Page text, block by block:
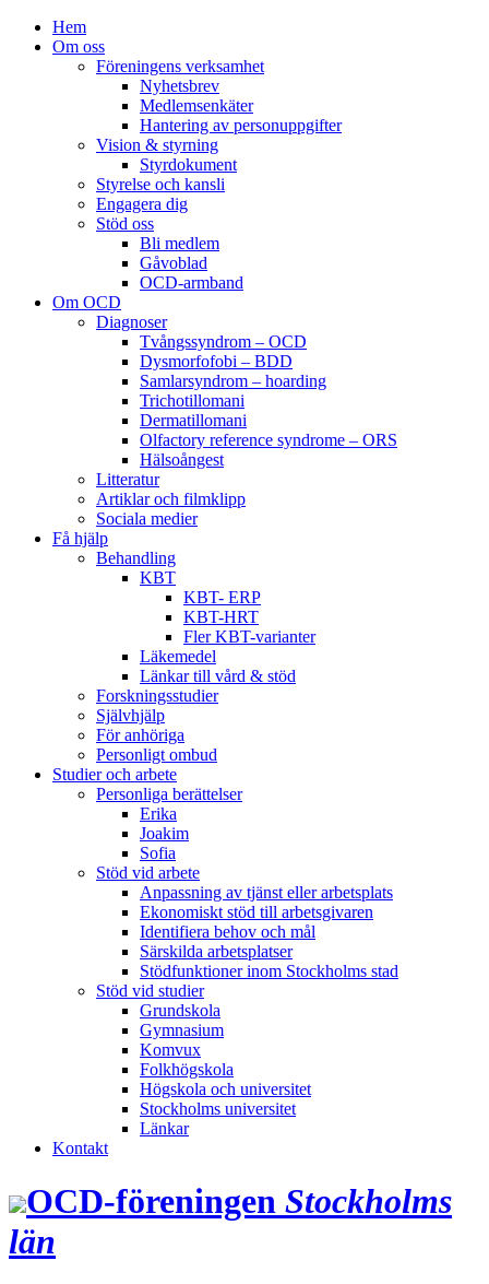
Hem
Om oss
Föreningens verksamhet
Nyhetsbrev
Medlemsenkäter
Hantering av personuppgifter
Vision & styrning
Styrdokument
Styrelse och kansli
Engagera dig
Stöd oss
Bli medlem
Gåvoblad
OCD-armband
Om OCD
Diagnoser
Tvångssyndrom – OCD
Dysmorfofobi – BDD
Samlarsyndrom – hoarding
Trichotillomani
Dermatillomani
Olfactory reference syndrome – ORS
Hälsoångest
Litteratur
Artiklar och filmklipp
Sociala medier
Få hjälp
Behandling
KBT
KBT- ERP
KBT-HRT
Fler KBT-varianter
Läkemedel
Länkar till vård & stöd
Forskningsstudier
Självhjälp
För anhöriga
Personligt ombud
Studier och arbete
Personliga berättelser
Erika
Joakim
Sofia
Stöd vid arbete
Anpassning av tjänst eller arbetsplats
Ekonomiskt stöd till arbetsgivaren
Identifiera behov och mål
Särskilda arbetsplatser
Stödfunktioner inom Stockholms stad
Stöd vid studier
Grundskola
Gymnasium
Komvux
Folkhögskola
Högskola och universitet
Stockholms universitet
Länkar
Kontakt
OCD‑föreningen Stockholms
län